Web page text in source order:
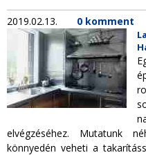
2019.02.13. 0 komment
elvégzéséhez. Mutatunk
könnyedén veheti a